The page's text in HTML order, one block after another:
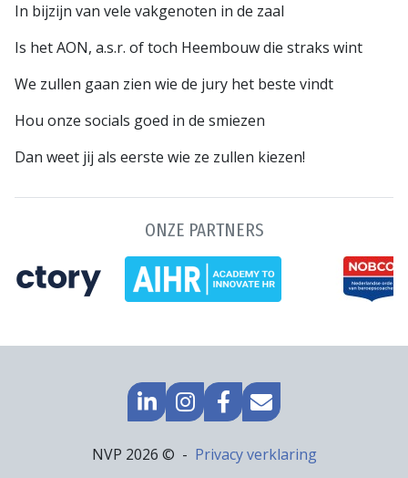
In bijzijn van vele vakgenoten in de zaal
Is het AON, a.s.r. of toch Heembouw die straks wint
We zullen gaan zien wie de jury het beste vindt
Hou onze socials goed in de smiezen
Dan weet jij als eerste wie ze zullen kiezen!
ONZE PARTNERS
GA
NAAR
LINKEDIN
GO
TO
INSTAGRAM
GA
NAAR
FACEBOOK
MAIL
NAAR
ONS
NVP 2026 ©
Footer
Privacy verklaring